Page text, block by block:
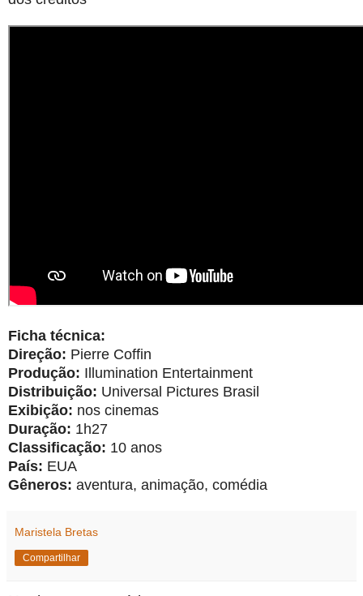
Ficha técnica:
Direção: Pierre Coffin
Produção: Illumination Entertainment
Distribuição: Universal Pictures Brasil
Exibição: nos cinemas
Duração: 1h27
Classificação: 10 anos
País: EUA
Gêneros: aventura, animação, comédia
Maristela Bretas
Compartilhar